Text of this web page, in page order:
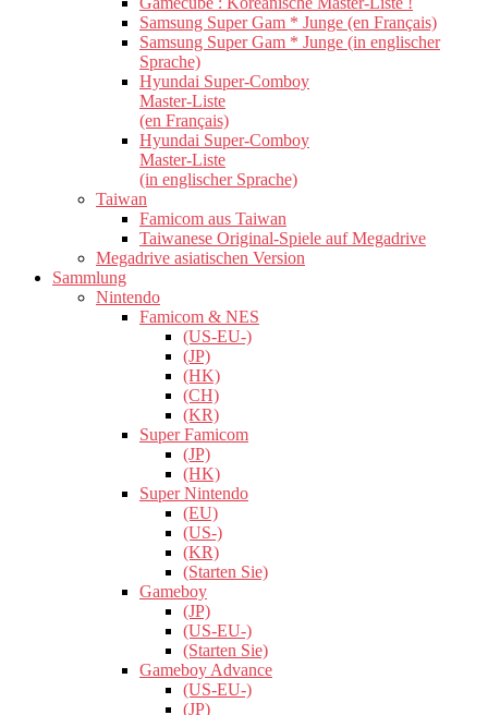
Samsung Super Gam * Junge (en Français)
Samsung Super Gam * Junge (in englischer
Sprache)
Hyundai Super-Comboy
Master-Liste
(en Français)
Hyundai Super-Comboy
Master-Liste
(in englischer Sprache)
Taiwan
Famicom aus Taiwan
Taiwanese Original-Spiele auf Megadrive
Megadrive asiatischen Version
Sammlung
Nintendo
Famicom & NES
(US-EU-)
(JP)
(HK)
(CH)
(KR)
Super Famicom
(JP)
(HK)
Super Nintendo
(EU)
(US-)
(KR)
(Starten Sie)
Gameboy
(JP)
(US-EU-)
(Starten Sie)
Gameboy Advance
(US-EU-)
(JP)